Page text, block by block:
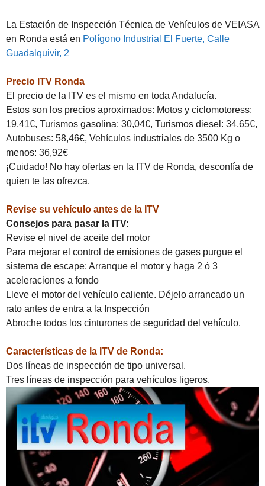
La Estación de Inspección Técnica de Vehículos de VEIASA
en Ronda está en Polígono Industrial El Fuerte, Calle
Guadalquivir, 2
Precio ITV Ronda
El precio de la ITV es el mismo en toda Andalucía.
Estos son los precios aproximados: Motos y ciclomotoress:
19,41€, Turismos gasolina: 30,04€, Turismos diesel: 34,65€,
Autobuses: 58,46€, Vehículos industriales de 3500 Kg o
menos: 36,92€
¡Cuidado! No hay ofertas en la ITV de Ronda, desconfía de
quien te las ofrezca.
Revise su vehículo antes de la ITV
Consejos para pasar la ITV:
Revise el nivel de aceite del motor
Para mejorar el control de emisiones de gases purgue el
sistema de escape: Arranque el motor y haga 2 ó 3
aceleraciones a fondo
Lleve el motor del vehículo caliente. Déjelo arrancado un
rato antes de entra a la Inspección
Abroche todos los cinturones de seguridad del vehículo.
Características de la ITV de Ronda:
Dos líneas de inspección de tipo universal.
Tres líneas de inspección para vehículos ligeros.